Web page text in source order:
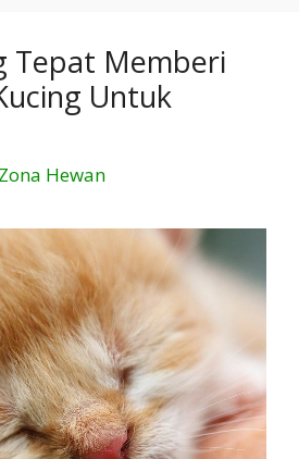
Tepat Memberi
Untuk
Zona Hewan